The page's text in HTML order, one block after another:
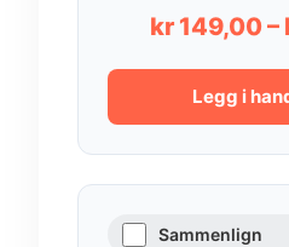
kr149,00–
Legg i
Sammenlign